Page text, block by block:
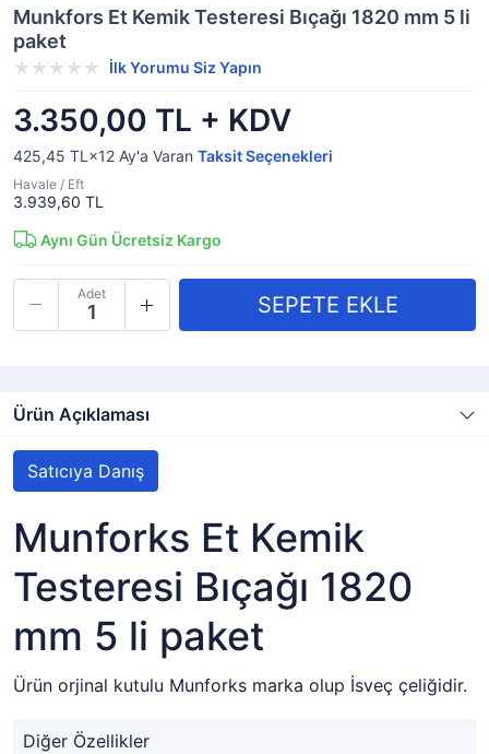
Munkfors Et Kemik Testeresi Bıçağı 1820 mm 5 li
paket
İlk Yorumu Siz Yapın
3.350,00 TL + KDV
425,45 TL×12 Ay'a Varan Taksit Seçenekleri
Havale / Eft
3.939,60 TL
Aynı Gün Ücretsiz Kargo
Adet
Ürün Açıklaması
Satıcıya Danış
Munforks Et Kemik
Testeresi Bıçağı 1820
mm 5 li paket
Ürün orjinal kutulu Munforks marka olup İsveç çeliğidir.
Diğer Özellikler